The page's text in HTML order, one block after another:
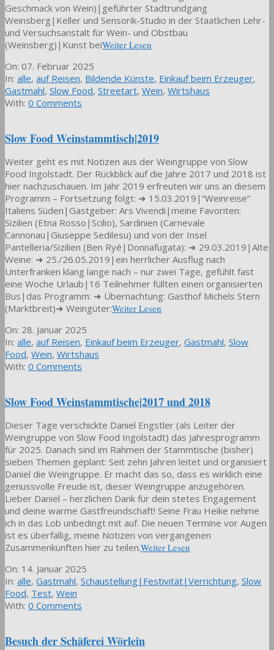
Geschmack von Wein)|geführter Stadtrundgang
Weinsberg|Keller und Sensorik-Studio in der Staatlichen Lehr-
und Versuchsanstalt für Wein- und Obstbau
(Weinsberg)|Kunst beiWeiter Lesen
2025-
02-
07
On: 07. Februar 2025
In: alle, auf Reisen, Bildende Künste, Einkauf beim Erzeuger,
Gastmahl, Slow Food, Streetart, Wein, Wirtshaus
With: 0 Comments
Slow Food Weinstammtisch|2019
Weiter geht es mit Notizen aus der Weingruppe von Slow
Food Ingolstadt. Der Rückblick auf die Jahre 2017 und 2018 ist
hier nachzuschauen. Im Jahr 2019 erfreuten wir uns an diesem
Programm – Fortsetzung folgt: ➜ 15.03.2019|“Weinreise“
Italiens Süden|Gastgeber: Ars Vivendi|meine Favoriten:
Sizilien (Etna Rosso|Scilio), Sardinien (Carnevale
Cannonau|Giuseppe Sedilesu) und von der Insel
Pantelleria/Sizilien (Ben Ryé|Donnafugata): ➜ 29.03.2019|Alte
Weine: ➜ 25./26.05.2019|ein herrlicher Ausflug nach
Unterfranken klang lange nach – nur zwei Tage, gefühlt fast
eine Woche Urlaub|16 Teilnehmer füllten einen organisierten
Bus|das Programm: ➜ Übernachtung: Gasthof Michels Stern
(Marktbreit)➜ Weingüter:Weiter Lesen
2025-
01-
28
On: 28. Januar 2025
In: alle, auf Reisen, Einkauf beim Erzeuger, Gastmahl, Slow
Food, Wein, Wirtshaus
With: 0 Comments
Slow Food Weinstammtische|2017 und 2018
Dieser Tage verschickte Daniel Engstler (als Leiter der
Weingruppe von Slow Food Ingolstadt) das Jahresprogramm
für 2025. Danach sind im Rahmen der Stammtische (bisher)
sieben Themen geplant: Seit zehn Jahren leitet und organisiert
Daniel die Weingruppe. Er macht das so, dass es wirklich eine
genussvolle Freude ist, dieser Weingruppe anzugehören.
Lieber Daniel – herzlichen Dank für dein stetes Engagement
und deine warme Gastfreundschaft! Seine Frau Heike nehme
ich in das Lob unbedingt mit auf. Die neuen Termine vor Augen
ist es überfällig, meine Notizen von vergangenen
Zusammenkünften hier zu teilen.Weiter Lesen
2025-
01-
14
On: 14. Januar 2025
In: alle, Gastmahl, Schaustellung|Festivität|Verrichtung, Slow
Food, Test, Wein
With: 0 Comments
Besuch der Schäferei Wörlein